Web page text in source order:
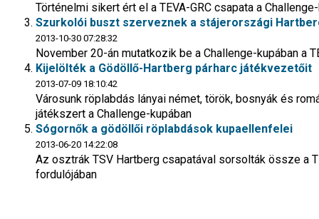
Történelmi sikert ért el a TEVA-GRC csapata a
Szurkolói buszt szerveznek a stájerországi
2013-10-30 07:28:32
November 20-án mutatkozik be a Challenge-kupában a
Kijelölték a Gödöllő-Hartberg párharc játékvezetőit
2013-07-09 18:10:42
Városunk röplabdás lányai német, török, bosnyák és
játékszert a Challenge-kupában
Sógornők a gödöllői röplabdások kupaellenfelei
2013-06-20 14:22:08
Az osztrák TSV Hartberg csapatával sorsolták össze a
fordulójában